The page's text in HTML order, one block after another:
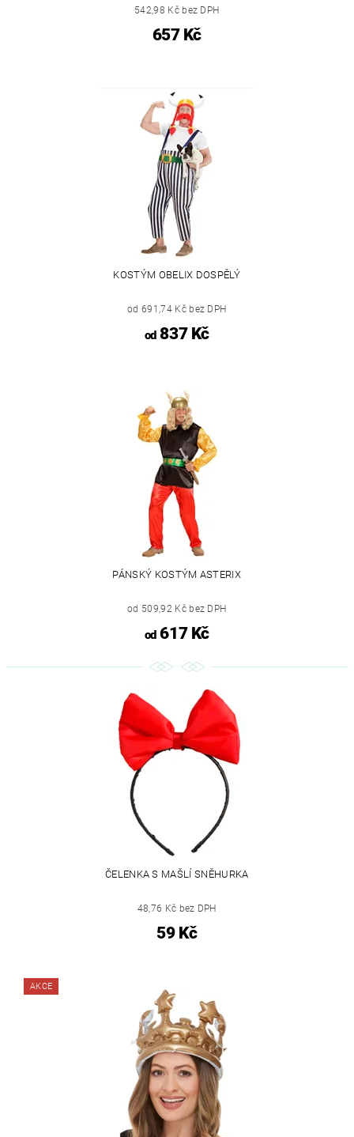
542,98 Kč bez DPH
657 Kč
KOSTÝM OBELIX DOSPĚLÝ
od 691,74 Kč bez DPH
od837 Kč
PÁNSKÝ KOSTÝM ASTERIX
od 509,92 Kč bez DPH
od617 Kč
ČELENKA S MAŠLÍ SNĚHURKA
48,76 Kč bez DPH
59 Kč
AKCE